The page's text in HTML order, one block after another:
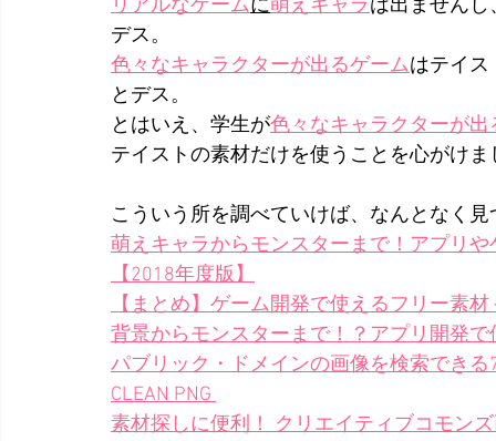
リアルなゲームに萌えキャラは出ませんし
デス。
色々なキャラクターが出るゲームはテイス
とデス。
とはいえ、学生が色々なキャラクターが出
テイストの素材だけを使うことを心がけま
こういう所を調べていけば、なんとなく
萌えキャラからモンスターまで！アプリ
【2018年度版】
【まとめ】ゲーム開発で使えるフリー素材
背景からモンスターまで！？アプリ開発
パブリック・ドメインの画像を検索でき
CLEAN PNG
素材探しに便利！ クリエイティブコモン